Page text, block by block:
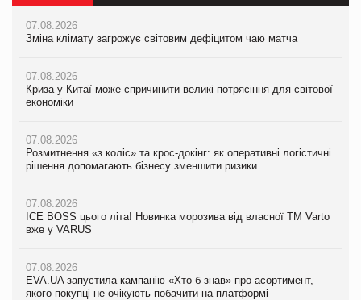
07.08.2026
Зміна клімату загрожує світовим дефіцитом чаю матча
07.08.2026
Криза у Китаї може спричинити великі потрясіння для світової
економіки
07.08.2026
Розмитнення «з коліс» та крос-докінг: як оперативні логістичні
рішення допомагають бізнесу зменшити ризики
07.08.2026
ICE BOSS цього літа! Новинка морозива від власної ТМ Varto
вже у VARUS
07.08.2026
EVA.UA запустила кампанію «Хто б знав» про асортимент,
якого покупці не очікують побачити на платформі
07.08.2026
Розмитнення «з коліс» та крос-докінг: як оперативні логістичні
07.08.2026
ICE BOSS цього літа! Новинка морозива від власної ТМ Varto
07.08.2026
EVA.UA запустила кампанію «Хто б знав» про асортимент,
06.08.2026
Смачна новинка для хвостатих: у VARUS з’явилися паучі
05.08.2026
Мережа супермаркетів VARUS купує мережу магазинів
07.08.2026
Зміна клімату загрожує світовим дефіцитом чаю матча
07.08.2026
Криза у Китаї може спричинити великі потрясіння для світової
економіки
07.08.2026
Kraft Heinz скоротила збиток у першому півріччі
Продажі Hugo Boss впали на 9%